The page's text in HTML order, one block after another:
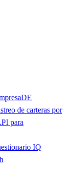
DE
de carteras por
para
IQ